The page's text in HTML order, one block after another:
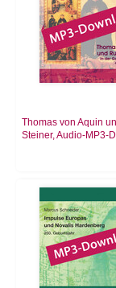
Thomas von Aquin
Steiner, Audio-MP3-